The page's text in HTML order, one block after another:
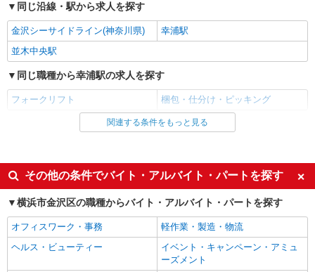
同じ沿線・駅から求人を探す
金沢シーサイドライン(神奈川県)
幸浦駅
並木中央駅
同じ職種から幸浦駅の求人を探す
フォークリフト 梱包・仕分け・ピッキング
同じ雇用形態から幸浦駅の求人を探す
同じ特徴から幸浦駅の求人を探す
即日勤務OK
履歴書不要
友達と応募OK
未経験歓迎
大学生歓迎
女性活躍中
フリーター歓迎
関連する条件をもっと見る
その他の条件でバイト・アルバイト・パートを探す
横浜市金沢区の職種からバイト・アルバイト・パートを探す
オフィスワーク・事務
軽作業・製造・物流
ヘルス・ビューティー
イベント・キャンペーン・アミュ
ーズメント